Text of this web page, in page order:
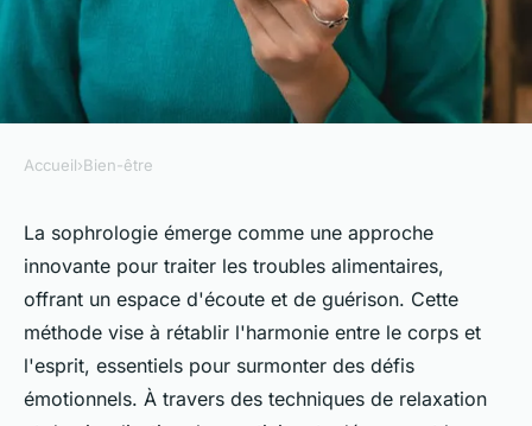
Sophrologie et troubles
alimentaires : un chemin vers
l'harmonie
Guillaume•8 janvier 2025• 4 min de lecture
Accueil›Bien-être
La sophrologie émerge comme une approche
innovante pour traiter les troubles alimentaires,
offrant un espace d'écoute et de guérison. Cette
méthode vise à rétablir l'harmonie entre le corps et
l'esprit, essentiels pour surmonter des défis
émotionnels. À travers des techniques de relaxation